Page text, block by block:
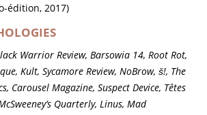
édition, 2017)
Warrior Review, Barsowia 14, Root Rot,
Kult, Sycamore Review, NoBrow, š!, The
Carousel Magazine, Suspect Device, Têtes
Quarterly, Linus, Mad